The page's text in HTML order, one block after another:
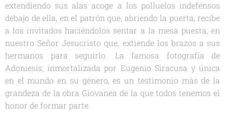
extendiendo sus alas acoge a los polluelos indefensos
debajo de ella, en el patrón que, abriendo la puerta, recibe
a los invitados haciéndolos sentar a la mesa puesta, en
nuestro Señor Jesucristo que, extiende los brazos a sus
hermanos para seguirlo. La famosa fotografía de
Adoniesis, inmortalizada por Eugenio Siracusa y única
en el mundo en su género, es un testimonio más de la
grandeza de la obra Giovanea de la que todos tenemos el
honor de formar parte.